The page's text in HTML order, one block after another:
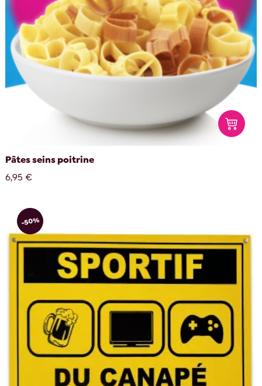
Pâtes seins poitrine
6,95 €
-50%